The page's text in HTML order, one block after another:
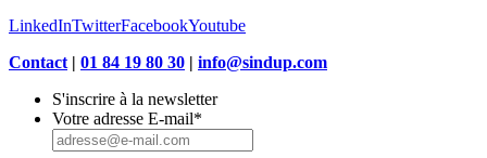
LinkedInTwitterFacebookYoutube
Contact| 01 84 19 80 30 | info@sindup.com
S'inscrire à la newsletter
Votre adresse E-mail*